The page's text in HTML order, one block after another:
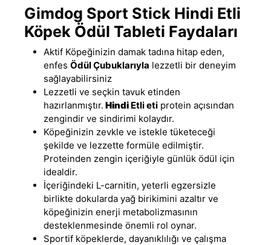
Gimdog Sport Stick Hindi Etli
Köpek Ödül Tableti Faydaları
Aktif Köpeğinizin damak tadına hitap eden,
enfes Ödül Çubuklarıyla lezzetli bir deneyim
sağlayabilirsiniz
Lezzetli ve seçkin tavuk etinden
hazırlanmıştır. Hindi Etli eti protein açısından
zengindir ve sindirimi kolaydır.
Köpeğinizin zevkle ve istekle tüketeceği
şekilde ve lezzette formüle edilmiştir.
Proteinden zengin içeriğiyle günlük ödül için
idealdir.
İçeriğindeki L-carnitin, yeterli egzersizle
birlikte dokularda yağ birikimini azaltır ve
köpeğinizin enerji metabolizmasının
desteklenmesinde önemli rol oynar.
Sportif köpeklerde, dayanıklılığı ve çalışma